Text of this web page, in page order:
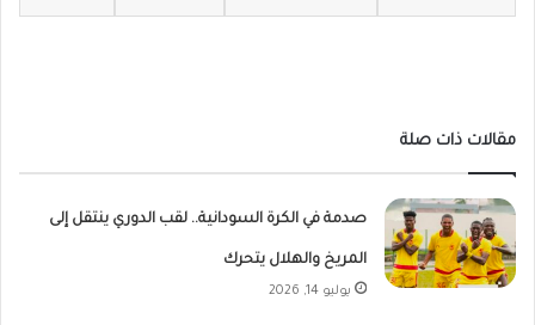
مقالات ذات صلة
صدمة في الكرة السودانية.. لقب الدوري ينتقل إلى
المريخ والهلال يتحرك
يوليو 14, 2026